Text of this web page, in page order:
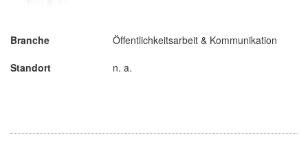
Branche
Öffentlichkeitsarbeit & Kommunikation
Standort
n. a.